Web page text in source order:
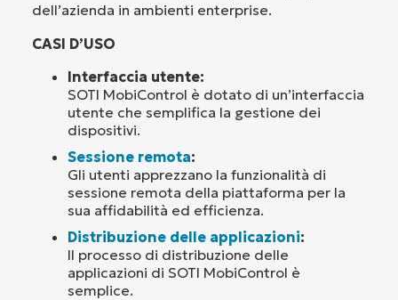
dell’azienda in ambienti enterprise.
CASI D’USO
Interfaccia utente:
SOTI MobiControl è dotato di un’interfaccia
utente che semplifica la gestione dei
dispositivi.
Sessione remota:
Gli utenti apprezzano la funzionalità di
sessione remota della piattaforma per la
sua affidabilità ed efficienza.
Distribuzione delle applicazioni:
Il processo di distribuzione delle
applicazioni di SOTI MobiControl è
semplice.